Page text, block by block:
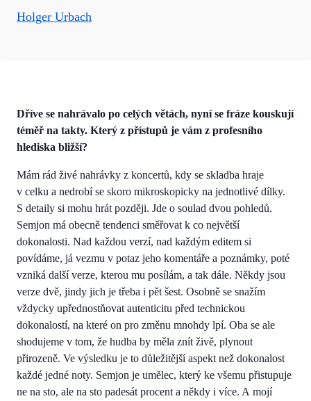
Holger Urbach
Dříve se nahrávalo po celých větách, nyní se fráze kouskují
téměř na takty. Který z přístupů je vám z profesního
hlediska bližší?
Mám rád živé nahrávky z koncertů, kdy se skladba hraje
v celku a nedrobí se skoro mikroskopicky na jednotlivé dílky.
S detaily si mohu hrát později. Jde o soulad dvou pohledů.
Semjon má obecně tendenci směřovat k co největší
dokonalosti. Nad každou verzí, nad každým editem si
povídáme, já vezmu v potaz jeho komentáře a poznámky, poté
vzniká další verze, kterou mu posílám, a tak dále. Někdy jsou
verze dvě, jindy jich je třeba i pět šest. Osobně se snažím
vždycky upřednostňovat autenticitu před technickou
dokonalostí, na které on pro změnu mnohdy lpí. Oba se ale
shodujeme v tom, že hudba by měla znít živě, plynout
přirozeně. Ve výsledku je to důležitější aspekt než dokonalost
každé jedné noty. Semjon je umělec, který ke všemu přistupuje
ne na sto, ale na sto padesát procent a někdy i více. A mojí